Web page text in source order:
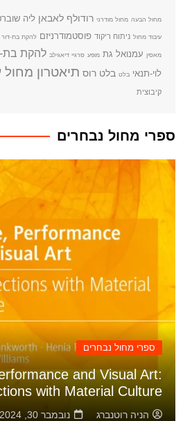
מחול הבעה מחול מודרני רודולף לאבאן ליה
עיבוד מחול ניתוח ריקוד פוסטמודרניזם להקת בת-דור
מאסין עמנואל גת מופע סרגיי דיאגילב להקת
לוי-תנאי בלט בלט רוס תיאטרון מחול
קיבוצית
ספרי מחול נבחרים
ספרי מחול נבחרים
and Visual Art:
with Material Culture
הניה רוטנברג נובמבר 30, 2024